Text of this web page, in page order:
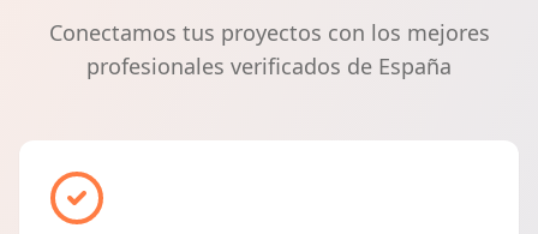
Conectamos tus proyectos con los mejores
profesionales verificados de España